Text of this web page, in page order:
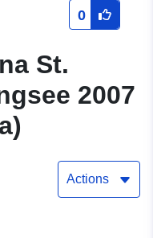
0
St.
2007
Actions